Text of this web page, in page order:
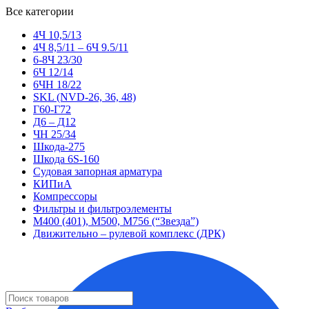
Все категории
4Ч 10,5/13
4Ч 8,5/11 – 6Ч 9.5/11
6-8Ч 23/30
6Ч 12/14
6ЧН 18/22
SKL (NVD-26, 36, 48)
Г60-Г72
Д6 – Д12
ЧН 25/34
Шкода-275
Шкода 6S-160
Судовая запорная арматура
КИПиА
Компрессоры
Фильтры и фильтроэлементы
М400 (401), М500, М756 (“Звезда”)
Движительно – рулевой комплекс (ДРК)